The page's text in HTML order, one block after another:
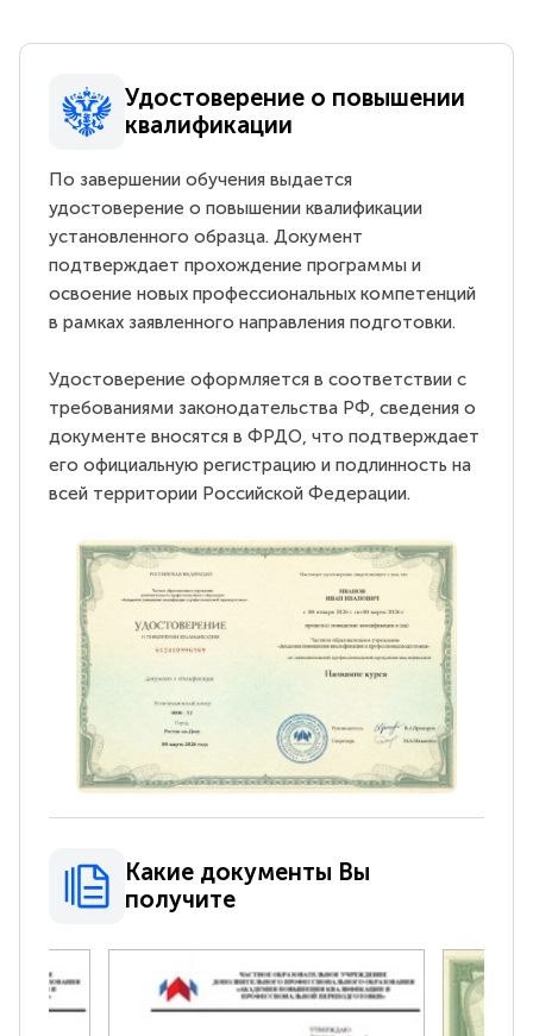
Удостоверение о повышении
квалификации
По завершении обучения выдается
удостоверение о повышении квалификации
установленного образца. Документ
подтверждает прохождение программы и
освоение новых профессиональных компетенций
в рамках заявленного направления подготовки.
Удостоверение оформляется в соответствии с
требованиями законодательства РФ, сведения о
документе вносятся в ФРДО, что подтверждает
его официальную регистрацию и подлинность на
всей территории Российской Федерации.
Какие документы Вы
получите